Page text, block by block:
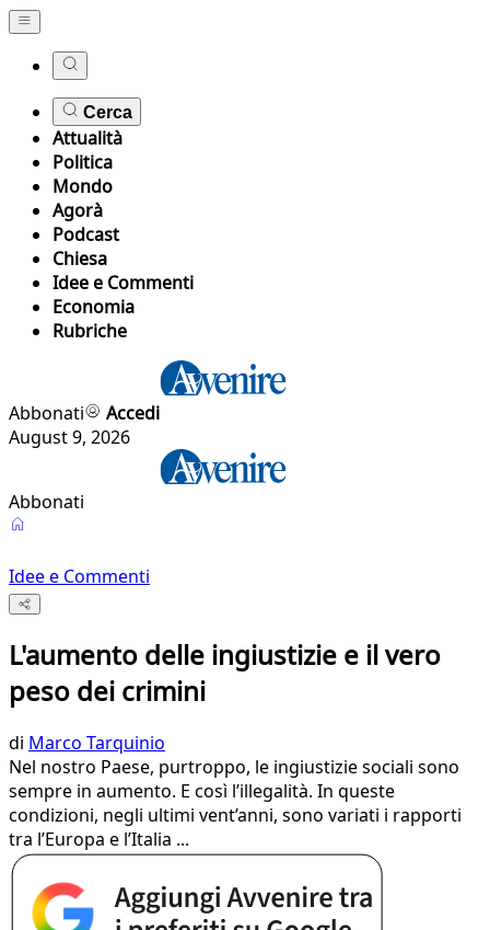
Cerca
Attualità
Politica
Mondo
Agorà
Podcast
Chiesa
Idee e Commenti
Economia
Rubriche
Abbonati
Accedi
August 9, 2026
Abbonati
Idee e Commenti
L'aumento delle ingiustizie e il vero
peso dei crimini
di Marco Tarquinio
Nel nostro Paese, purtroppo, le ingiustizie sociali sono
sempre in aumento. E così l’illegalità. In queste
condizioni, negli ultimi vent’anni, sono variati i rapporti
tra l’Europa e l’Italia ...